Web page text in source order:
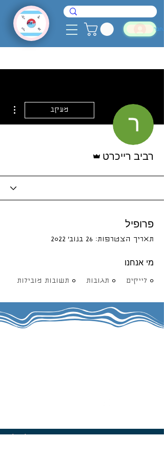
מעקב
רביב רייכרט
פרופיל
תאריך הצטרפות: 26 בנוב׳ 2022
מי אנחנו
0 לייקים 0 תגובות 0 תשובות מובילות
האימייל שלי